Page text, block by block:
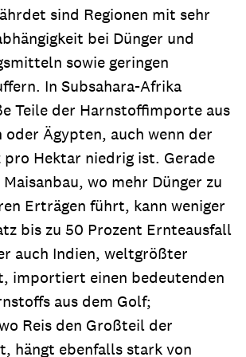
sind Regionen mit sehr
bei Dünger und
sowie geringen
In Subsahara-Afrika
Teile der Harnstoffimporte aus
oder Ägypten, auch wenn der
pro Hektar niedrig ist. Gerade
wo mehr Dünger zu
Erträgen führt, kann weniger
bis zu 50 Prozent Ernteausfall
auch Indien, weltgrößter
importiert einen bedeutenden
aus dem Golf;
Reis den Großteil der
hängt ebenfalls stark von